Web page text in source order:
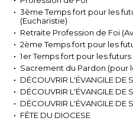
3ème Temps fort pour les
(Eucharistie)
Retraite Profession de Foi
2ème Temps fort pour les
1er Temps fort pour les
Sacrement du Pardon (pour
DÉCOUVRIR L'ÉVANGILE DE
DÉCOUVRIR L'ÉVANGILE DE
DÉCOUVRIR L'ÉVANGILE DE
FÊTE DU DIOCESE